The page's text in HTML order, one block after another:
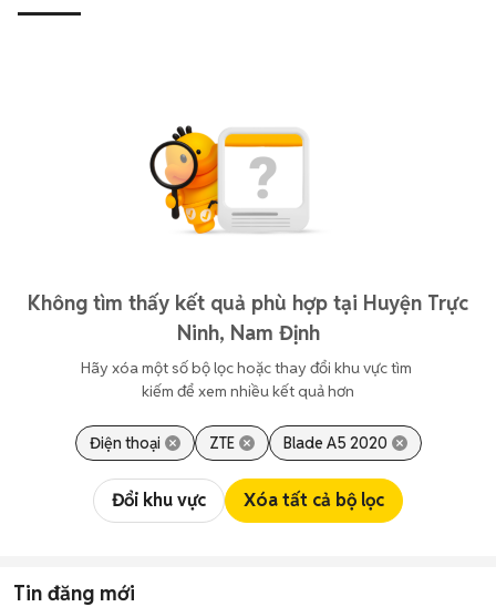
Không tìm thấy kết quả phù hợp tại Huyện Trực
Ninh, Nam Định
Hãy xóa một số bộ lọc hoặc thay đổi khu vực tìm
kiếm để xem nhiều kết quả hơn
Điện thoại ZTE Blade A5 2020
Đổi khu vực Xóa tất cả bộ lọc
Tin đăng mới